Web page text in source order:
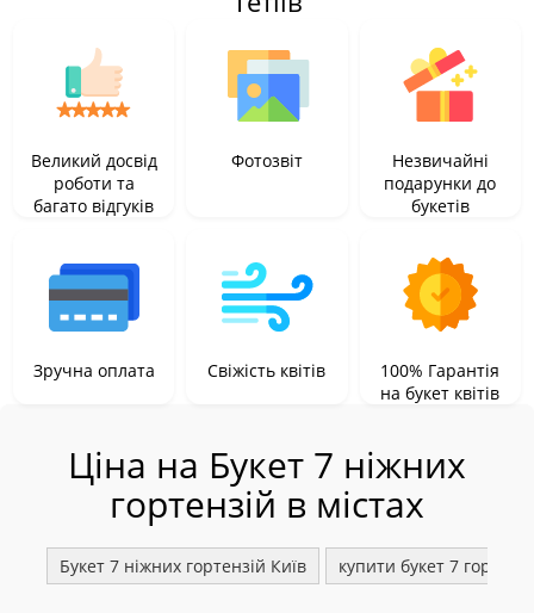
Великий досвід
роботи та
багато відгуків
Фотозвіт
Незвичайні
подарунки до
букетів
Зручна оплата Свіжість квітів
100% Гарантія
на букет квітів
Ціна на Букет 7 ніжних
гортензій в містах
Букет 7 ніжних гортензій Київ купити букет 7